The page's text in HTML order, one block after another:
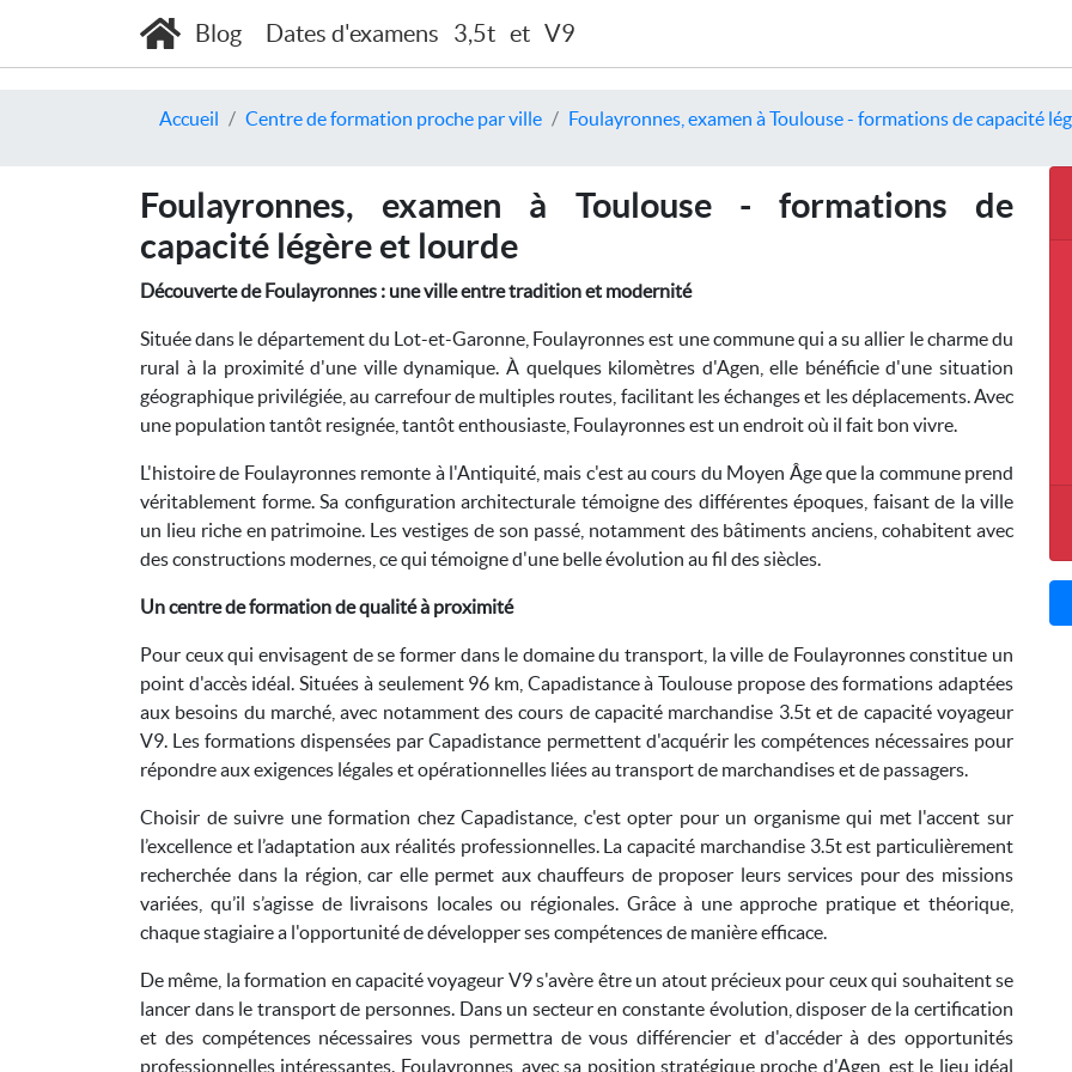
Blog Dates d'examens 3,5t et V9
Accueil Centre de formation proche par ville Foulayronnes, examen à Toulouse - formations de capacité
Foulayronnes, examen à Toulouse - formations de
capacité légère et lourde
Découverte de Foulayronnes : une ville entre tradition et modernité
Située dans le département du Lot-et-Garonne, Foulayronnes est une commune qui a su allier le charme du
rural à la proximité d'une ville dynamique. À quelques kilomètres d'Agen, elle bénéficie d'une situation
géographique privilégiée, au carrefour de multiples routes, facilitant les échanges et les déplacements. Avec
une population tantôt resignée, tantôt enthousiaste, Foulayronnes est un endroit où il fait bon vivre.
L'histoire de Foulayronnes remonte à l'Antiquité, mais c'est au cours du Moyen Âge que la commune prend
véritablement forme. Sa configuration architecturale témoigne des différentes époques, faisant de la ville
un lieu riche en patrimoine. Les vestiges de son passé, notamment des bâtiments anciens, cohabitent avec
des constructions modernes, ce qui témoigne d'une belle évolution au fil des siècles.
Un centre de formation de qualité à proximité
Pour ceux qui envisagent de se former dans le domaine du transport, la ville de Foulayronnes constitue un
point d'accès idéal. Situées à seulement 96 km, Capadistance à Toulouse propose des formations adaptées
aux besoins du marché, avec notamment des cours de capacité marchandise 3.5t et de capacité voyageur
V9. Les formations dispensées par Capadistance permettent d'acquérir les compétences nécessaires pour
répondre aux exigences légales et opérationnelles liées au transport de marchandises et de passagers.
Choisir de suivre une formation chez Capadistance, c'est opter pour un organisme qui met l'accent sur
l’excellence et l’adaptation aux réalités professionnelles. La capacité marchandise 3.5t est particulièrement
recherchée dans la région, car elle permet aux chauffeurs de proposer leurs services pour des missions
variées, qu’il s’agisse de livraisons locales ou régionales. Grâce à une approche pratique et théorique,
chaque stagiaire a l'opportunité de développer ses compétences de manière efficace.
De même, la formation en capacité voyageur V9 s'avère être un atout précieux pour ceux qui souhaitent se
lancer dans le transport de personnes. Dans un secteur en constante évolution, disposer de la certification
et des compétences nécessaires vous permettra de vous différencier et d'accéder à des opportunités
professionnelles intéressantes. Foulayronnes, avec sa position stratégique proche d'Agen, est le lieu idéal